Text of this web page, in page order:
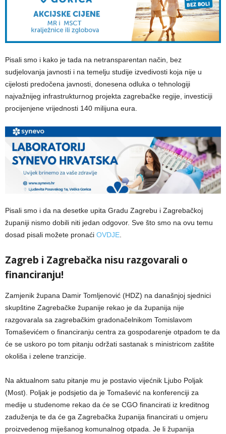
Pisali smo i kako je tada na netransparentan način, bez
sudjelovanja javnosti i na temelju studije izvedivosti koja nije u
cijelosti predočena javnosti, donesena odluka o tehnologiji
najvažnijeg infrastrukturnog projekta zagrebačke regije, investiciji
procijenjene vrijednosti 140 milijuna eura.
Pisali smo i da na desetke upita Gradu Zagrebu i Zagrebačkoj
županiji nismo dobili niti jedan odgovor. Sve što smo na ovu temu
dosad pisali možete pronaći OVDJE.
Zagreb i Zagrebačka nisu razgovarali o
financiranju!
Zamjenik župana Damir Tomljenović (HDZ) na današnjoj sjednici
skupštine Zagrebačke županije rekao je da županija nije
razgovarala sa zagrebačkim gradonačelnikom Tomislavom
Tomaševićem o financiranju centra za gospodarenje otpadom te da
će se uskoro po tom pitanju održati sastanak s ministricom zaštite
okoliša i zelene tranzicije.
Na aktualnom satu pitanje mu je postavio vijećnik Ljubo Poljak
(Most). Poljak je podsjetio da je Tomašević na konferenciji za
medije u studenome rekao da će se CGO financirati iz kreditnog
zaduženja te da će ga Zagrebačka županija financirati u omjeru
proizvedenog miješanog komunalnog otpada. Je li županija